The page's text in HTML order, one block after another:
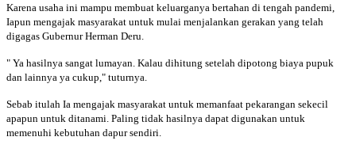
Karena usaha ini mampu membuat keluarganya bertahan di tengah pandemi,
Iapun mengajak masyarakat untuk mulai menjalankan gerakan yang telah
digagas Gubernur Herman Deru.
" Ya hasilnya sangat lumayan. Kalau dihitung setelah dipotong biaya pupuk
dan lainnya ya cukup," tuturnya.
Sebab itulah Ia mengajak masyarakat untuk memanfaat pekarangan sekecil
apapun untuk ditanami. Paling tidak hasilnya dapat digunakan untuk
memenuhi kebutuhan dapur sendiri.